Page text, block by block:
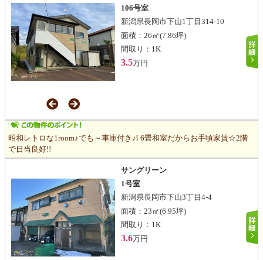
106号室
新潟県長岡市下山1丁目314-10
面積： 26㎡(7.86坪)
間取り： 1K
3.5万円
昭和レトロな1room♪でも～車庫付き♪❕ 6畳和室だからお手頃家賃☆2階
で日当良好!!
サングリーン
1号室
新潟県長岡市下山3丁目4-4
面積： 23㎡(6.95坪)
間取り： 1K
3.6万円